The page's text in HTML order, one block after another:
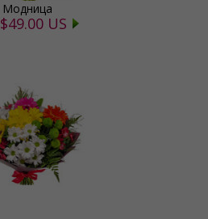
Модница
$49.00 US